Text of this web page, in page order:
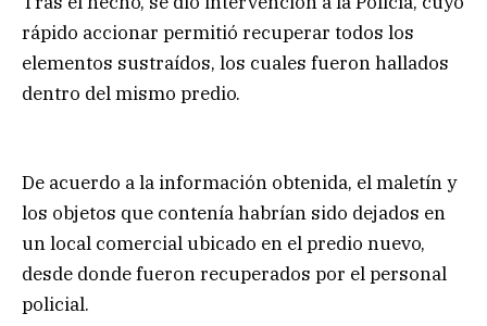
rápido accionar permitió recuperar todos los
elementos sustraídos, los cuales fueron hallados
dentro del mismo predio.
De acuerdo a la información obtenida, el maletín y
los objetos que contenía habrían sido dejados en
un local comercial ubicado en el predio nuevo,
desde donde fueron recuperados por el personal
policial.